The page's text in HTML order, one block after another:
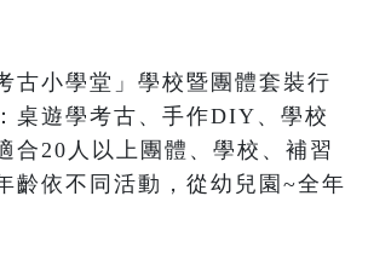
古小學堂」學校暨團體套裝行
桌遊學考古、手作DIY、學校
合20人以上團體、學校、補習
齡依不同活動，從幼兒園~全年